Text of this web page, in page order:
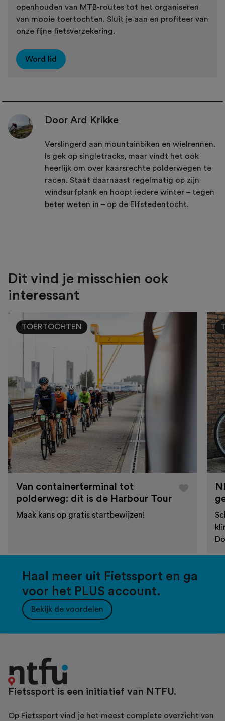
openhouden van MTB-routes tot het organiseren
van mooie toertochten. Sluit je aan en profiteer van
onze fijne fietsverzekering.
Word lid
Door Ard Krikke
Verslingerd aan mountainbiken en wielrennen.
Is gek op singletracks, maar vindt het ook
heerlijk om over kaarsrechte polderwegen te
racen. Staat daarnaast regelmatig op zijn
windsurfplank en hoopt iedere winter – tegen
beter weten in – op de Elfstedentocht.
Dit vind je misschien ook
interessant
TOERTOCHTEN
Van containerterminal tot
polderweg: dit is de Harbour Tour
Maak kans op gratis startbewijzen!
Haal meer uit Fietssport en ga
voor het PLUS account.
Bekijk de voordelen
Fietssport is een initiatief van NTFU.
Op Fietssport vind je het meest complete overzicht van